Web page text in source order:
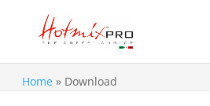
Home » Download